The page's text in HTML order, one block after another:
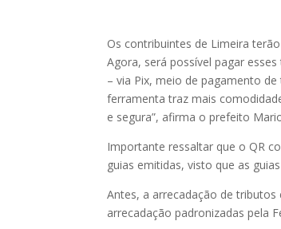
Os contribuintes de Limeira
Agora, será possível pagar
– via Pix, meio de pagamento
ferramenta traz mais
e segura”, afirma o prefeito
Importante ressaltar que o QR
guias emitidas, visto que as
Antes, a arrecadação de
arrecadação padronizadas pela